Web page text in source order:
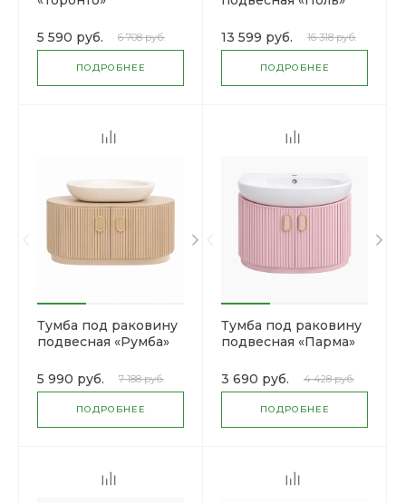
5 590 руб. 6 708 руб.
ПОДРОБНЕЕ
13 599 руб. 16 318 руб.
ПОДРОБНЕЕ
Тумба под раковину
подвесная «Румба»
5 990 руб. 7 188 руб.
ПОДРОБНЕЕ
Тумба под раковину
подвесная «Парма»
3 690 руб. 4 428 руб.
ПОДРОБНЕЕ